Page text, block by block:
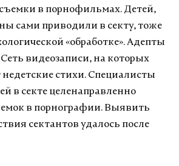
в порнофильмах. Детей,
сами приводили в секту, тоже
«обработке». Адепты
видеозаписи, на которых
стихи. Специалисты
в секте целенаправленно
в порнографии. Выявить
сектантов удалось после